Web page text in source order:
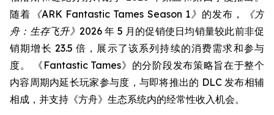
随着 《ARK Fantastic Tames Season 1》 的发布，
《方
舟：生存飞升》 2026 年 5 月的促销使日均销量较此前非促
销期增长 23.5 倍，展示了该系列持续的消费需求和参与
度。 《Fantastic Tames》的分阶段发布策略旨在于整个
内容周期内延长玩家参与度，与即将推出的 DLC 发布相辅
相成，并支持《方舟》生态系统内的经常性收入机会。